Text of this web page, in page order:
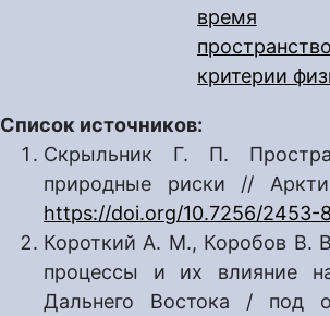
время
критерии
Список источников:
Скрыльник Г. П.
природные риски //
https://doi.org/10.7256/2453-
Короткий А. М., Коробов В.
процессы и их влияние
Дальнего Востока / под